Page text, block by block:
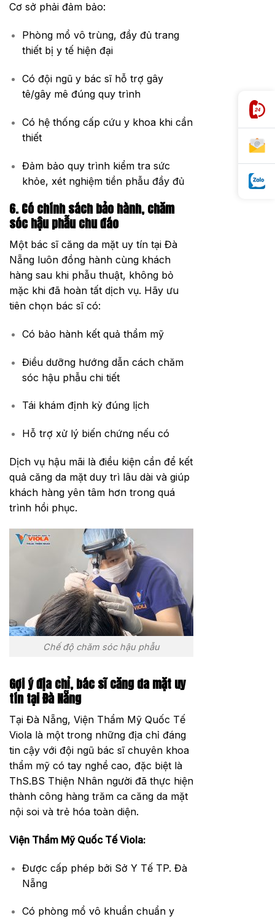
Cơ sở phải đảm bảo:
Phòng mổ vô trùng, đầy đủ trang
thiết bị y tế hiện đại
Có đội ngũ y bác sĩ hỗ trợ gây
tê/gây mê đúng quy trình
Có hệ thống cấp cứu y khoa khi cần
thiết
Đảm bảo quy trình kiểm tra sức
khỏe, xét nghiệm tiền phẫu đầy đủ
6. Có chính sách bảo hành, chăm
sóc hậu phẫu chu đáo
Một bác sĩ căng da mặt uy tín tại Đà
Nẵng luôn đồng hành cùng khách
hàng sau khi phẫu thuật, không bỏ
mặc khi đã hoàn tất dịch vụ. Hãy ưu
tiên chọn bác sĩ có:
Có bảo hành kết quả thẩm mỹ
Điều dưỡng hướng dẫn cách chăm
sóc hậu phẫu chi tiết
Tái khám định kỳ đúng lịch
Hỗ trợ xử lý biến chứng nếu có
Dịch vụ hậu mãi là điều kiện cần để kết
quả căng da mặt duy trì lâu dài và giúp
khách hàng yên tâm hơn trong quá
trình hồi phục.
Chế độ chăm sóc hậu phẫu
Gợi ý địa chỉ, bác sĩ căng da mặt uy
tín tại Đà Nẵng
Tại Đà Nẵng, Viện Thẩm Mỹ Quốc Tế
Viola là một trong những địa chỉ đáng
tin cậy với đội ngũ bác sĩ chuyên khoa
thẩm mỹ có tay nghề cao, đặc biệt là
ThS.BS Thiện Nhân người đã thực hiện
thành công hàng trăm ca căng da mặt
nội soi và trẻ hóa toàn diện.
Viện Thẩm Mỹ Quốc Tế Viola:
Được cấp phép bởi Sở Y Tế TP. Đà
Nẵng
Có phòng mổ vô khuẩn chuẩn y